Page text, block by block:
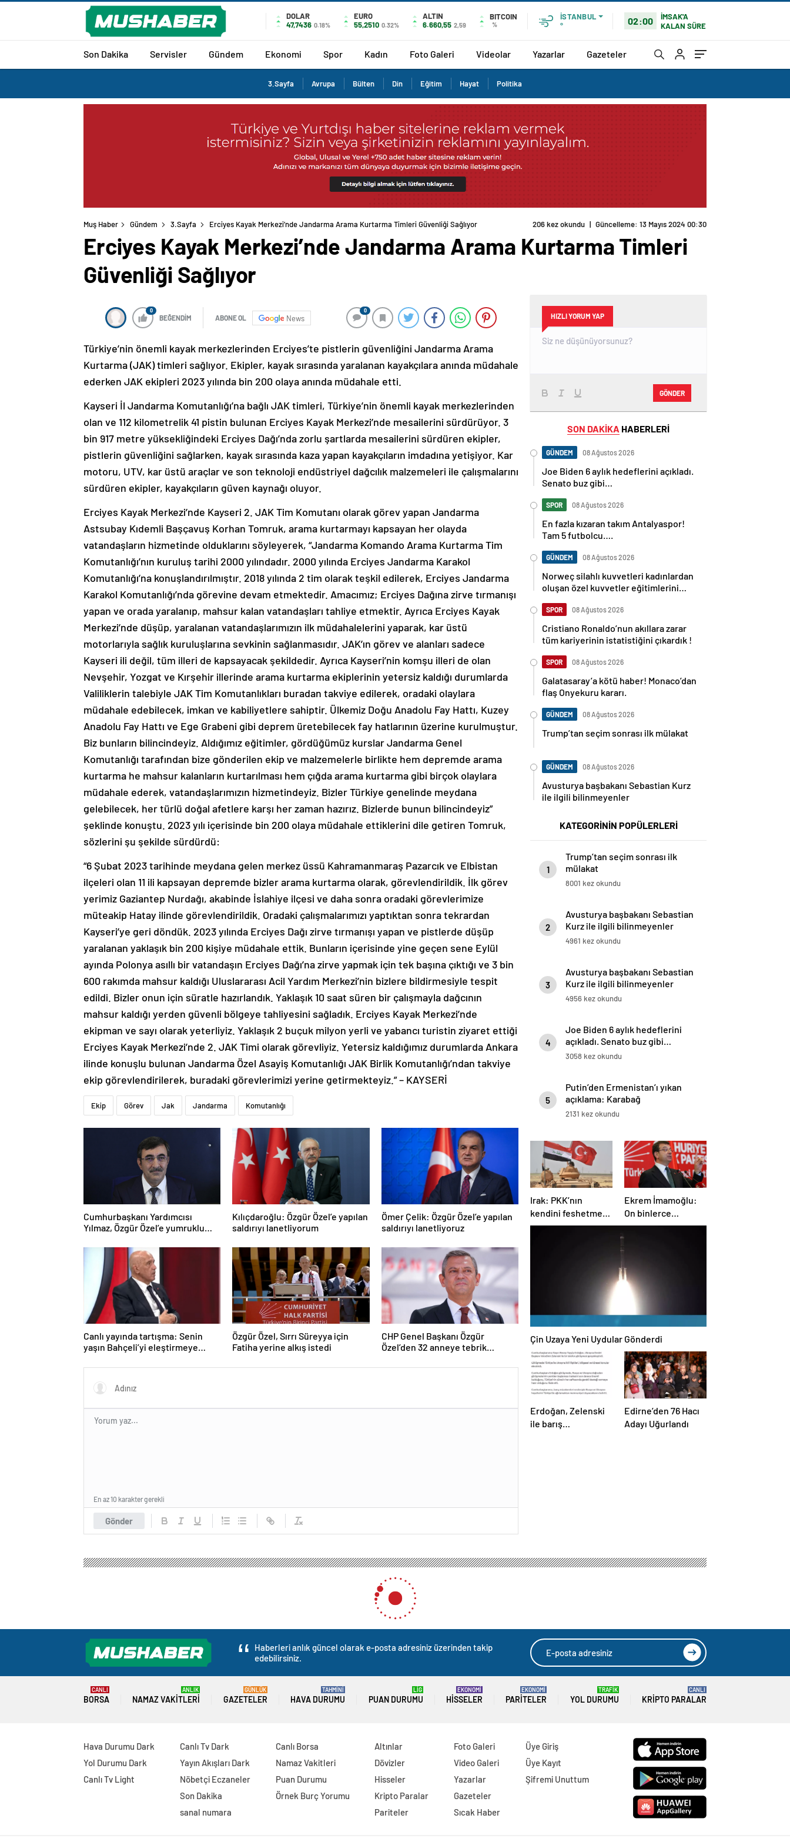
DOLAR
47,7436 0.18%
EURO
55,2510 0.32%
ALTIN
6.660,55 2,59
BITCOIN
%
İSTANBUL
°
02:00
İMSAK'A
KALAN SÜRE
Son Dakika Servisler Gündem Ekonomi Spor Kadın Foto Galeri Videolar Yazarlar Gazeteler
3.Sayfa Avrupa Bülten Din Eğitim Hayat Politika
Muş Haber Gündem 3.Sayfa Erciyes Kayak Merkezi’nde Jandarma Arama Kurtarma Timleri Güvenliği Sağlıyor 206 kez okundu | Güncelleme: 13 Mayıs 2024 00:30
Erciyes Kayak Merkezi’nde Jandarma Arama Kurtarma Timleri
Güvenliği Sağlıyor
0
BEĞENDİM ABONE OL News
0
Türkiye’nin önemli kayak merkezlerinden Erciyes’te pistlerin güvenliğini Jandarma Arama
Kurtarma (JAK) timleri sağlıyor. Ekipler, kayak sırasında yaralanan kayakçılara anında müdahale
ederken JAK ekipleri 2023 yılında bin 200 olaya anında müdahale etti.
Kayseri İl Jandarma Komutanlığı’na bağlı JAK timleri, Türkiye’nin önemli kayak merkezlerinden
olan ve 112 kilometrelik 41 pistin bulunan Erciyes Kayak Merkezi’nde mesailerini sürdürüyor. 3
bin 917 metre yüksekliğindeki Erciyes Dağı’nda zorlu şartlarda mesailerini sürdüren ekipler,
pistlerin güvenliğini sağlarken, kayak sırasında kaza yapan kayakçıların imdadına yetişiyor. Kar
motoru, UTV, kar üstü araçlar ve son teknoloji endüstriyel dağcılık malzemeleri ile çalışmalarını
sürdüren ekipler, kayakçıların güven kaynağı oluyor.
Erciyes Kayak Merkezi’nde Kayseri 2. JAK Tim Komutanı olarak görev yapan Jandarma
Astsubay Kıdemli Başçavuş Korhan Tomruk, arama kurtarmayı kapsayan her olayda
vatandaşların hizmetinde olduklarını söyleyerek, “Jandarma Komando Arama Kurtarma Tim
Komutanlığı’nın kuruluş tarihi 2000 yılındadır. 2000 yılında Erciyes Jandarma Karakol
Komutanlığı’na konuşlandırılmıştır. 2018 yılında 2 tim olarak teşkil edilerek, Erciyes Jandarma
Karakol Komutanlığı’nda görevine devam etmektedir. Amacımız; Erciyes Dağına zirve tırmanışı
yapan ve orada yaralanıp, mahsur kalan vatandaşları tahliye etmektir. Ayrıca Erciyes Kayak
Merkezi’nde düşüp, yaralanan vatandaşlarımızın ilk müdahalelerini yaparak, kar üstü
motorlarıyla sağlık kuruluşlarına sevkinin sağlanmasıdır. JAK’ın görev ve alanları sadece
Kayseri ili değil, tüm illeri de kapsayacak şekildedir. Ayrıca Kayseri’nin komşu illeri de olan
Nevşehir, Yozgat ve Kırşehir illerinde arama kurtarma ekiplerinin yetersiz kaldığı durumlarda
Valiliklerin talebiyle JAK Tim Komutanlıkları buradan takviye edilerek, oradaki olaylara
müdahale edebilecek, imkan ve kabiliyetlere sahiptir. Ülkemiz Doğu Anadolu Fay Hattı, Kuzey
Anadolu Fay Hattı ve Ege Grabeni gibi deprem üretebilecek fay hatlarının üzerine kurulmuştur.
Biz bunların bilincindeyiz. Aldığımız eğitimler, gördüğümüz kurslar Jandarma Genel
Komutanlığı tarafından bize gönderilen ekip ve malzemelerle birlikte hem depremde arama
kurtarma he mahsur kalanların kurtarılması hem çığda arama kurtarma gibi birçok olaylara
müdahale ederek, vatandaşlarımızın hizmetindeyiz. Bizler Türkiye genelinde meydana
gelebilecek, her türlü doğal afetlere karşı her zaman hazırız. Bizlerde bunun bilincindeyiz”
şeklinde konuştu. 2023 yılı içerisinde bin 200 olaya müdahale ettiklerini dile getiren Tomruk,
sözlerini şu şekilde sürdürdü:
“6 Şubat 2023 tarihinde meydana gelen merkez üssü Kahramanmaraş Pazarcık ve Elbistan
ilçeleri olan 11 ili kapsayan depremde bizler arama kurtarma olarak, görevlendirildik. İlk görev
yerimiz Gaziantep Nurdağı, akabinde İslahiye ilçesi ve daha sonra oradaki görevlerimize
müteakip Hatay ilinde görevlendirildik. Oradaki çalışmalarımızı yaptıktan sonra tekrardan
Kayseri’ye geri döndük. 2023 yılında Erciyes Dağı zirve tırmanışı yapan ve pistlerde düşüp
yaralanan yaklaşık bin 200 kişiye müdahale ettik. Bunların içerisinde yine geçen sene Eylül
ayında Polonya asıllı bir vatandaşın Erciyes Dağı’na zirve yapmak için tek başına çıktığı ve 3 bin
600 rakımda mahsur kaldığı Uluslararası Acil Yardım Merkezi’nin bizlere bildirmesiyle tespit
edildi. Bizler onun için süratle hazırlandık. Yaklaşık 10 saat süren bir çalışmayla dağcının
mahsur kaldığı yerden güvenli bölgeye tahliyesini sağladık. Erciyes Kayak Merkezi’nde
ekipman ve sayı olarak yeterliyiz. Yaklaşık 2 buçuk milyon yerli ve yabancı turistin ziyaret ettiği
Erciyes Kayak Merkezi’nde 2. JAK Timi olarak görevliyiz. Yetersiz kaldığımız durumlarda Ankara
ilinde konuşlu bulunan Jandarma Özel Asayiş Komutanlığı JAK Birlik Komutanlığı’ndan takviye
ekip görevlendirilerek, buradaki görevlerimizi yerine getirmekteyiz.” – KAYSERİ
Ekip Görev Jak Jandarma Komutanlığı
Cumhurbaşkanı Yardımcısı
Yılmaz, Özgür Özel’e yumruklu
Kılıçdaroğlu: Özgür Özel’e yapılan
saldırıyı lanetliyorum
Ömer Çelik: Özgür Özel’e yapılan
saldırıyı lanetliyoruz
Canlı yayında tartışma: Senin
yaşın Bahçeli’yi eleştirmeye
Özgür Özel, Sırrı Süreyya için
Fatiha yerine alkış istedi
CHP Genel Başkanı Özgür
Özel’den 32 anneye tebrik
Gönder
En az 10 karakter gerekli
HIZLI YORUM YAP
GÖNDER
SON DAKİKA HABERLERİ
GÜNDEM 08 Ağustos 2026
Joe Biden 6 aylık hedeflerini açıkladı.
Senato buz gibi…
SPOR 08 Ağustos 2026
En fazla kızaran takım Antalyaspor!
Tam 5 futbolcu….
GÜNDEM 08 Ağustos 2026
Norweç silahlı kuvvetleri kadınlardan
oluşan özel kuvvetler eğitimlerini
SPOR 08 Ağustos 2026
Cristiano Ronaldo’nun akıllara zarar
tüm kariyerinin istatistiğini çıkardık !
SPOR 08 Ağustos 2026
Galatasaray’a kötü haber! Monaco’dan
flaş Onyekuru kararı.
GÜNDEM 08 Ağustos 2026
Trump’tan seçim sonrası ilk mülakat
GÜNDEM 08 Ağustos 2026
Avusturya başbakanı Sebastian Kurz
ile ilgili bilinmeyenler
KATEGORİNİN POPÜLERLERİ
1
Trump’tan seçim sonrası ilk
mülakat
8001 kez okundu
2
Avusturya başbakanı Sebastian
Kurz ile ilgili bilinmeyenler
4961 kez okundu
3
Avusturya başbakanı Sebastian
Kurz ile ilgili bilinmeyenler
4956 kez okundu
4
Joe Biden 6 aylık hedeflerini
açıkladı. Senato buz gibi…
3058 kez okundu
5
Putin’den Ermenistan’ı yıkan
açıklama: Karabağ
Azerbaycan’ın ayrılmaz bir
2131 kez okundu
Irak: PKK’nın
kendini feshetme
kararını
Ekrem İmamoğlu:
On binlerce
vatandaşımızın
kapanmasına çok
sevindim
Çin Uzaya Yeni Uydular Gönderdi
Erdoğan, Zelenski
ile barış
Edirne’den 76 Hacı
Adayı Uğurlandı
Haberleri anlık güncel olarak e-posta adresiniz üzerinden takip
edebilirsiniz.
BORSA
CANLI
NAMAZ VAKITLERI
ANLIK
GAZETELER
GÜNLÜK
HAVA DURUMU
TAHMİNİ
PUAN DURUMU
LİG
HISSELER
EKONOMİ
PARITELER
EKONOMİ
YOL DURUMU
TRAFİK
KRIPTO PARALAR
CANLI
Hava Durumu Dark
Yol Durumu Dark
Canlı Tv Light
Canlı Tv Dark
Yayın Akışları Dark
Nöbetçi Eczaneler
Son Dakika
sanal numara
Canlı Borsa
Namaz Vakitleri
Puan Durumu
Örnek Burç Yorumu
Altınlar
Dövizler
Hisseler
Kripto Paralar
Pariteler
Foto Galeri
Video Galeri
Yazarlar
Gazeteler
Sıcak Haber
Üye Giriş
Üye Kayıt
Şifremi Unuttum